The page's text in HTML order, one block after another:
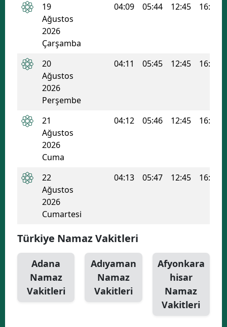
19
Ağustos
2026
Çarşamba
04:09 05:44 12:45 16:32
20
Ağustos
2026
Perşembe
04:11 05:45 12:45 16:32
21
Ağustos
2026
Cuma
04:12 05:46 12:45 16:31
22
Ağustos
2026
Cumartesi
04:13 05:47 12:45 16:30
Türkiye Namaz Vakitleri
Adana
Namaz
Vakitleri
Adıyaman
Namaz
Vakitleri
Afyonkara
hisar
Namaz
Vakitleri